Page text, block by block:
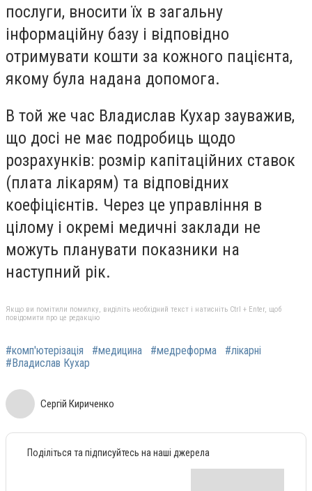
послуги, вносити їх в загальну
інформаційну базу і відповідно
отримувати кошти за кожного пацієнта,
якому була надана допомога.
В той же час Владислав Кухар зауважив,
що досі не має подробиць щодо
розрахунків: розмір капітаційних ставок
(плата лікарям) та відповідних
коефіцієнтів. Через це управління в
цілому і окремі медичні заклади не
можуть планувати показники на
наступний рік.
Якщо ви помітили помилку, виділіть необхідний текст і натисніть Ctrl + Enter, щоб
повідомити про це редакцію
#комп'ютерізація #медицина #медреформа
#лікарні
#Владислав Кухар
Сергій Кириченко
Поділіться та підписуйтесь на наші джерела